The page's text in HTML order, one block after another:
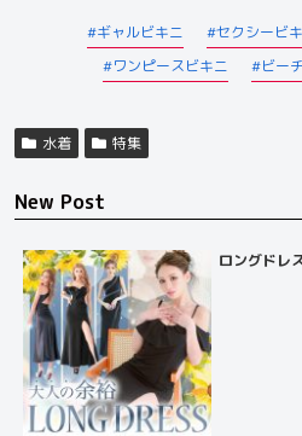
ギャルビキニ セクシービ
ワンピースビキニ
ビー
水着 特集
New Post
ロングドレ